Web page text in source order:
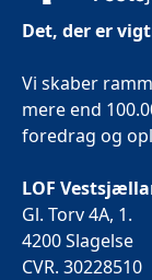
Det, der er
Vi skaber
mere end
foredrag og
LOF
Gl. Torv 4A, 1.
4200 Slagelse
CVR. 30228510